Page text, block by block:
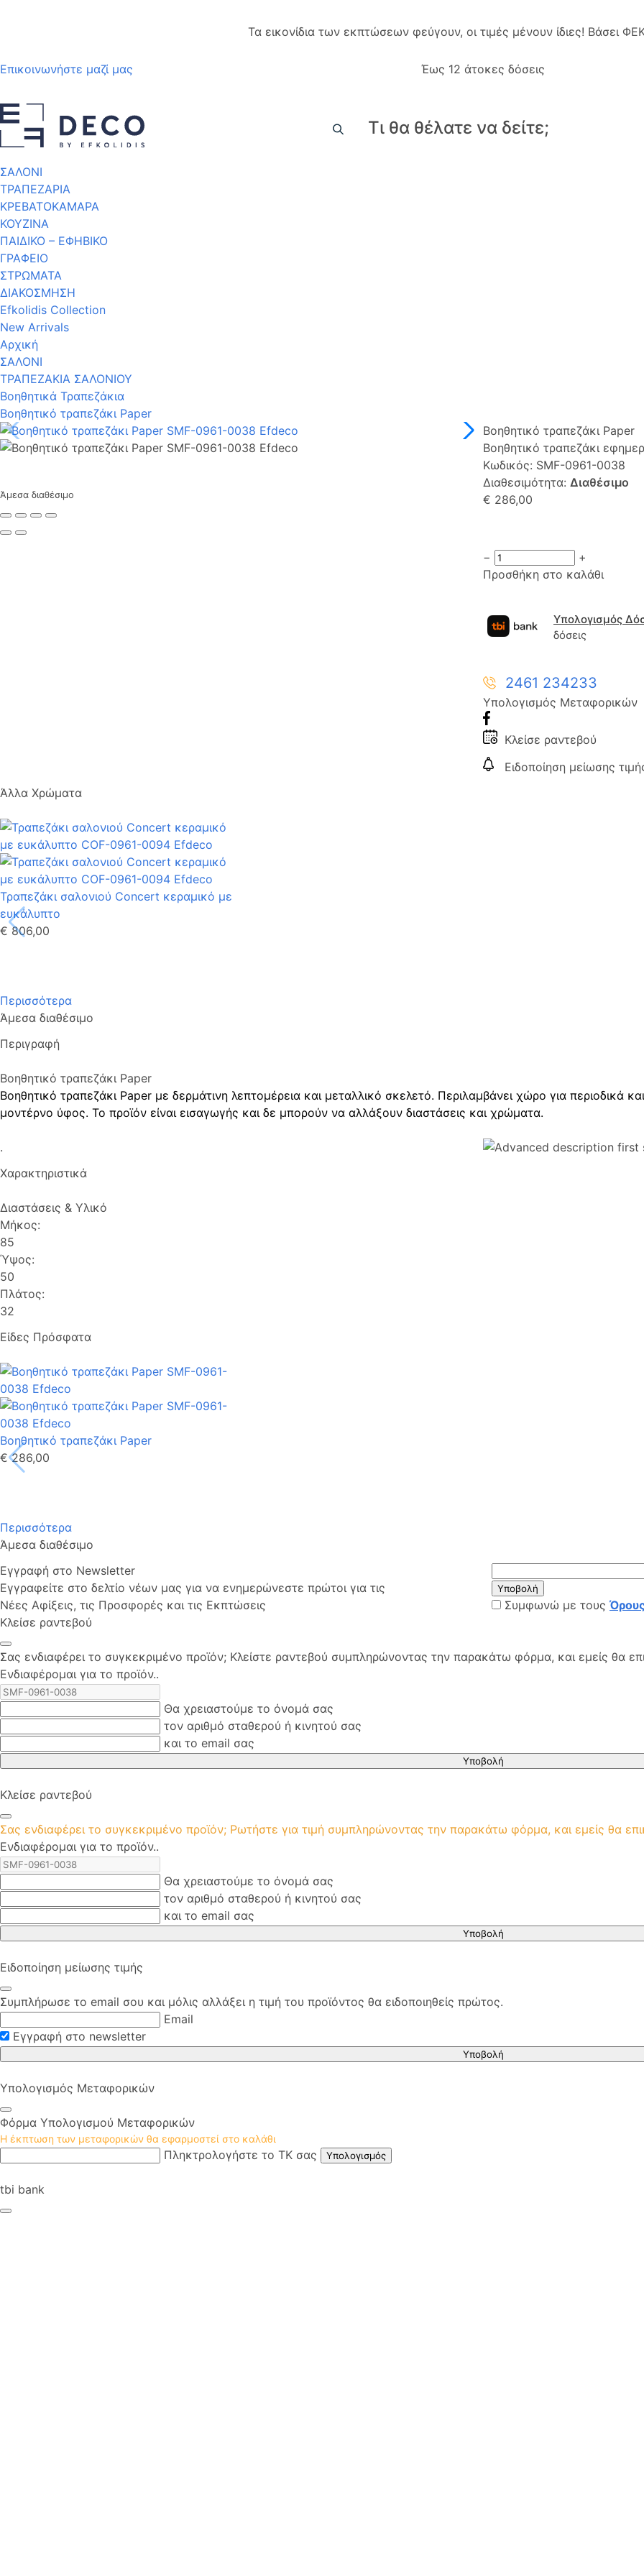
Τα εικονίδια των εκπτώσεων φεύγουν, οι τιμές μένουν ίδιες! Βάσει
Επικοινωνήστε μαζί μας Έως 12 άτοκες δόσεις
ΣΑΛΟΝΙ
ΤΡΑΠΕΖΑΡΙΑ
ΚΡΕΒΑΤΟΚΑΜΑΡΑ
ΚΟΥΖΙΝΑ
ΠΑΙΔΙΚΟ – ΕΦΗΒΙΚΟ
ΓΡΑΦΕΙΟ
ΣΤΡΩΜΑΤΑ
ΔΙΑΚΟΣΜΗΣΗ
Efkolidis Collection
New Arrivals
Αρχική
ΣΑΛΟΝΙ
ΤΡΑΠΕΖΑΚΙΑ ΣΑΛΟΝΙΟΥ
Βοηθητικά Τραπεζάκια
Βοηθητικό τραπεζάκι Paper
Άμεσα διαθέσιμο
Βοηθητικό τραπεζάκι Paper
Βοηθητικό τραπεζάκι
Κωδικός: SMF-0961-0038
Διαθεσιμότητα: Διαθέσιμο
€ 286,00
−
+
Προσθήκη στο καλάθι
Υπολογισμός
δόσεις
2461 234233
Υπολογισμός Μεταφορικών
Κλείσε ραντεβού
Ειδοποίηση μείωσης
Άλλα Χρώματα
Τραπεζάκι σαλονιού Concert κεραμικό με
ευκάλυπτο
€ 806,00
Περισσότερα
Άμεσα διαθέσιμο
Περιγραφή
Βοηθητικό τραπεζάκι Paper
Βοηθητικό τραπεζάκι Paper με δερμάτινη λεπτομέρεια και μεταλλικό σκελετό. Περιλαμβάνει χώρο για περιοδικά
μοντέρνο ύφος. Το προϊόν είναι εισαγωγής και δε μπορούν να αλλάξουν διαστάσεις και χρώματα.
.
Χαρακτηριστικά
Διαστάσεις & Υλικό
Μήκος:
85
Ύψος:
50
Πλάτος:
32
Είδες Πρόσφατα
Βοηθητικό τραπεζάκι Paper
€ 286,00
Περισσότερα
Άμεσα διαθέσιμο
Εγγραφή στο Newsletter
Εγγραφείτε στο δελτίο νέων μας για να ενημερώνεστε πρώτοι για τις
Νέες Αφίξεις, τις Προσφορές και τις Εκπτώσεις
Υποβολή
Συμφωνώ με τους
Κλείσε ραντεβού
Σας ενδιαφέρει το συγκεκριμένο προϊόν; Kλείστε ραντεβού συμπληρώνοντας την παρακάτω φόρμα, και εμείς θα
Ενδιαφέρομαι για το προϊόν..
Θα χρειαστούμε το όνομά σας
τον αριθμό σταθερού ή κινητού σας
και το email σας
Υποβολή
Κλείσε ραντεβού
Σας ενδιαφέρει το συγκεκριμένο προϊόν; Ρωτήστε για τιμή συμπληρώνοντας την παρακάτω φόρμα, και εμείς θα
Ενδιαφέρομαι για το προϊόν..
Θα χρειαστούμε το όνομά σας
τον αριθμό σταθερού ή κινητού σας
και το email σας
Υποβολή
Ειδοποίηση μείωσης τιμής
Συμπλήρωσε το email σου και μόλις αλλάξει η τιμή του προϊόντος θα ειδοποιηθείς πρώτος.
Email
Εγγραφή στο newsletter
Υποβολή
Υπολογισμός Μεταφορικών
Φόρμα Υπολογισμού Μεταφορικών
Η έκπτωση των μεταφορικών θα εφαρμοστεί στο καλάθι
Πληκτρολογήστε το ΤΚ σας Υπολογισμός
tbi bank